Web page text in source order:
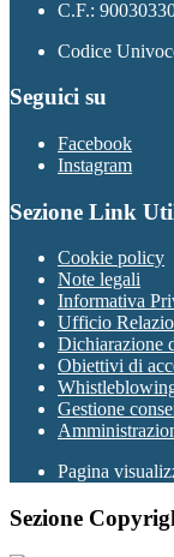
C.F.:
Codice
Seguici su
Facebook
Instagram
Sezione Link
Cookie policy
Note legali
Informativa
Ufficio
Dichiarazione
Obiettivi di
Gestione
Pagina
Sezione